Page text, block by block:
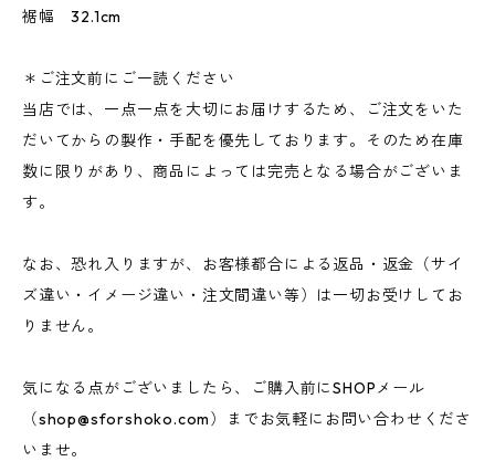
裾幅 32.1cm
＊ご注文前にご一読ください
当店では、一点一点を大切にお届けするため、ご注文をいた
だいてからの製作・手配を優先しております。そのため在庫
数に限りがあり、商品によっては完売となる場合がございま
す。
なお、恐れ入りますが、お客様都合による返品・返金（サイ
ズ違い・イメージ違い・注文間違い等）は一切お受けしてお
りません。
気になる点がございましたら、ご購入前にSHOPメール
（shop@sforshoko.com）までお気軽にお問い合わせくださ
いませ。